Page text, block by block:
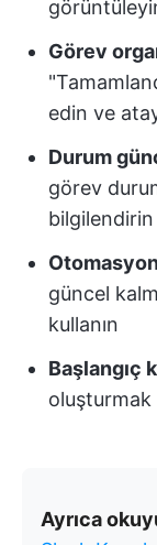
Görev
edin ve
Durum
görev
bilgilendirin
güncel
kullanın
Başlangıç
oluşturmak
Ayrıca